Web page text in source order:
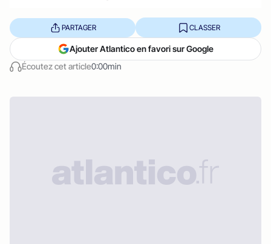
Écoutez cet article0:00min
PARTAGER CLASSER
Ajouter Atlantico en favori sur Google